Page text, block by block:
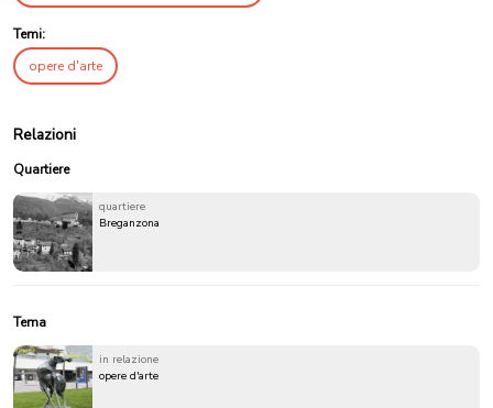
Temi:
opere d'arte
Relazioni
Quartiere
quartiere
Breganzona
Tema
in relazione
opere d'arte